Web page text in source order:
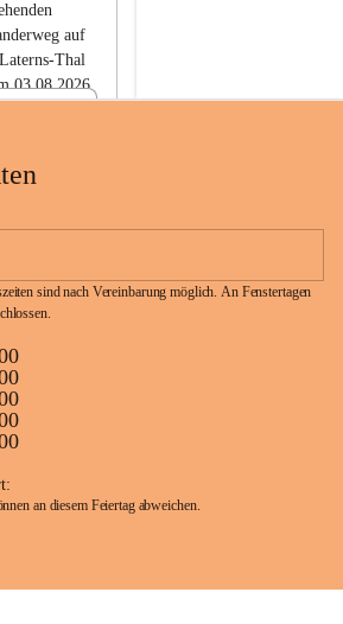
auf
Thal
03.08.2026
sind nach Vereinbarung möglich. An Fenstertagen
an diesem Feiertag abweichen.